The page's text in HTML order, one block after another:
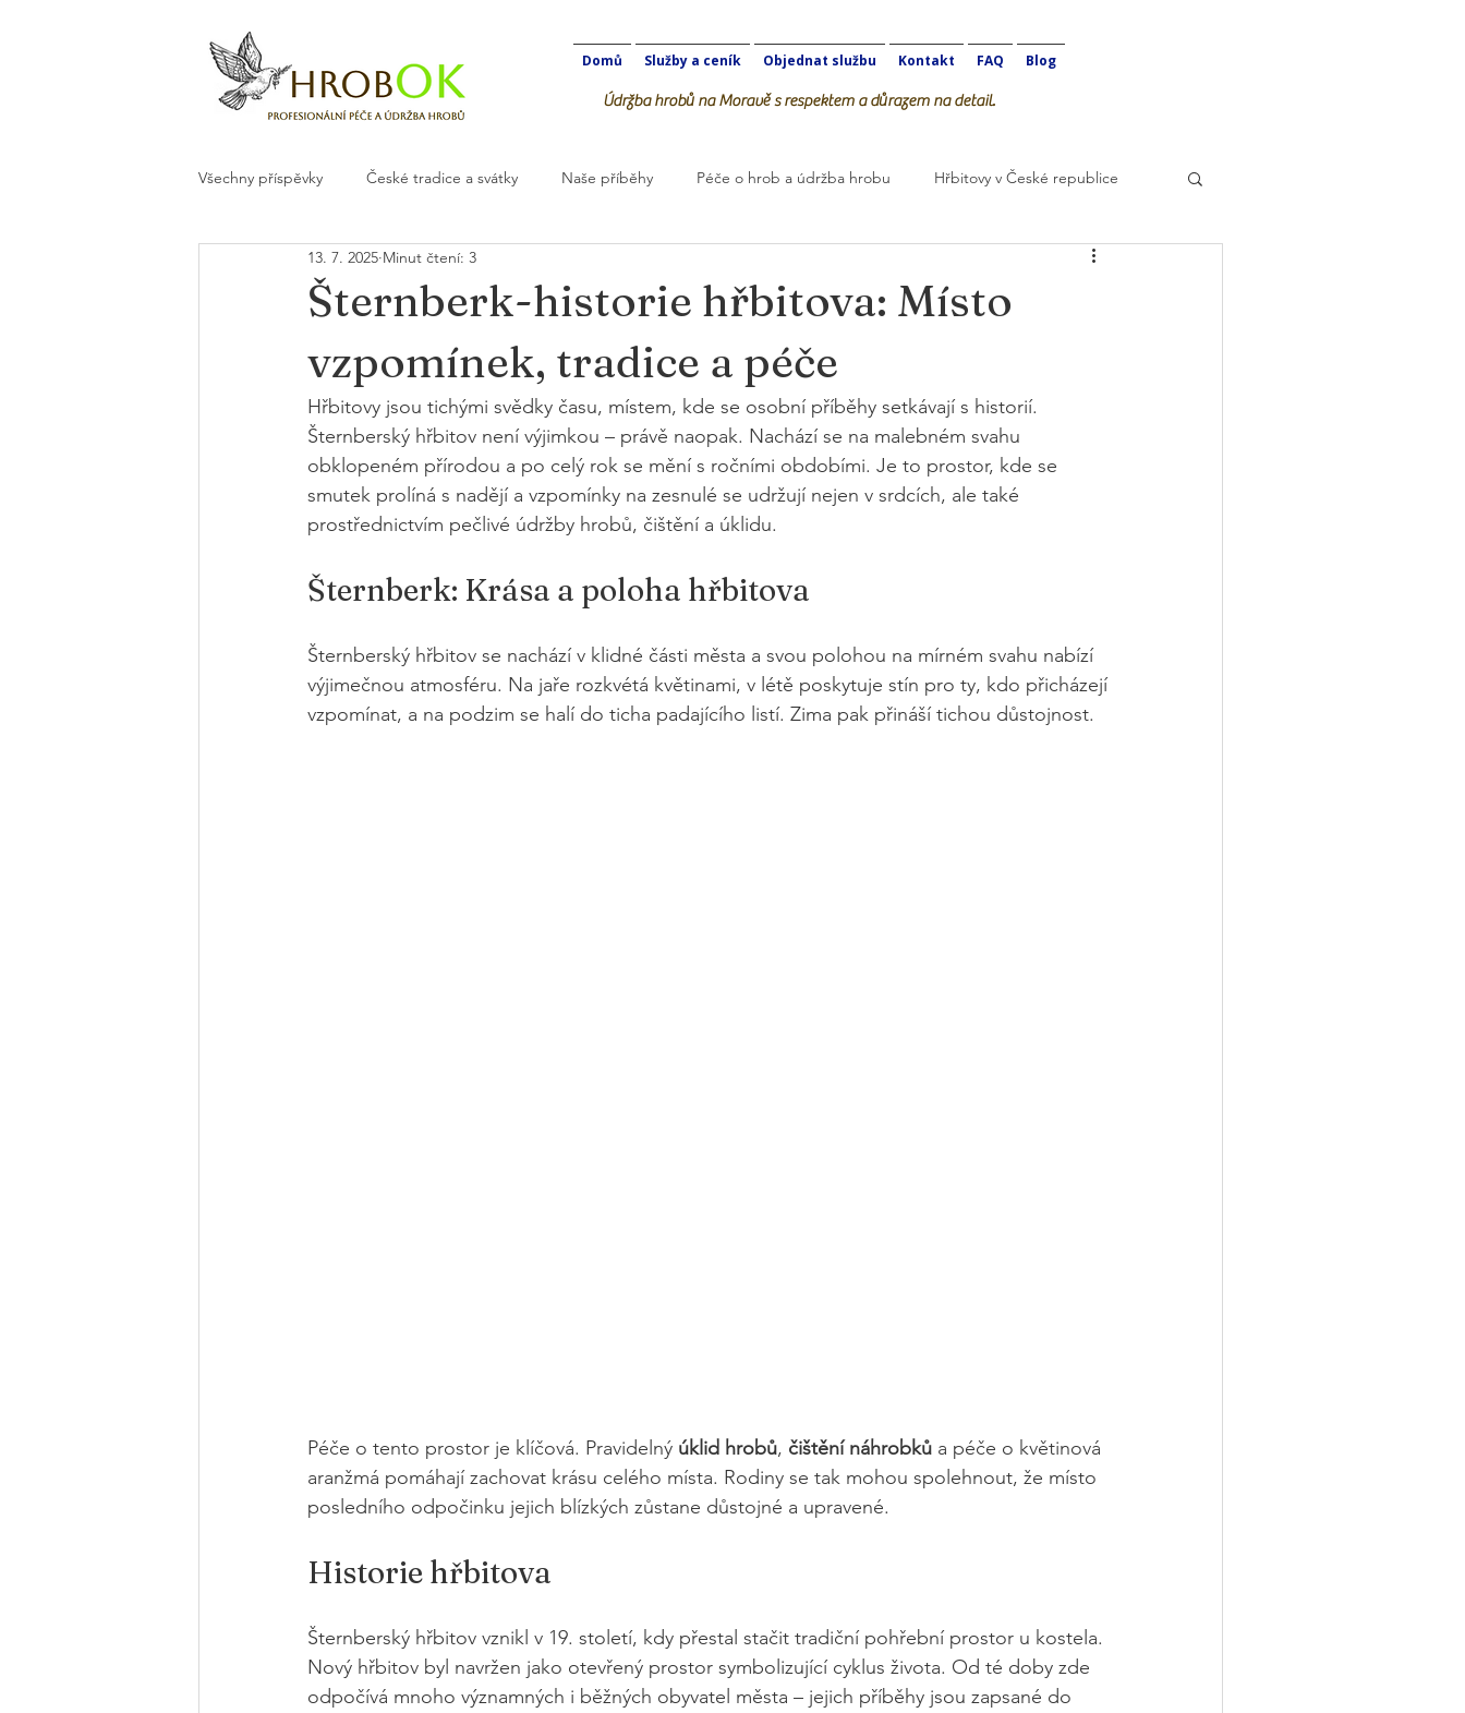
Domů Služby a ceník Objednat službu Kontakt FAQ Blog
Údržba hrobů na Moravě s respektem a důrazem na detail.
Všechny příspěvky České tradice a svátky Naše příběhy Péče o hrob a údržba hrobu Hřbitovy v České republice
Květiny a dekorace na hrob HrobOK
Šternberk-historie hřbitova: Místo
vzpomínek, tradice a péče
13. 7. 2025 Minut čtení: 3
Hřbitovy jsou tichými svědky času, místem, kde se osobní příběhy setkávají s historií.
Šternberský hřbitov není výjimkou – právě naopak. Nachází se na malebném svahu
obklopeném přírodou a po celý rok se mění s ročními obdobími. Je to prostor, kde se
smutek prolíná s nadějí a vzpomínky na zesnulé se udržují nejen v srdcích, ale také
prostřednictvím pečlivé údržby hrobů, čištění a úklidu.
Šternberk: Krása a poloha hřbitova
Šternberský hřbitov se nachází v klidné části města a svou polohou na mírném svahu nabízí
výjimečnou atmosféru. Na jaře rozkvétá květinami, v létě poskytuje stín pro ty, kdo přicházejí
vzpomínat, a na podzim se halí do ticha padajícího listí. Zima pak přináší tichou důstojnost.
Péče o tento prostor je klíčová. Pravidelný úklid hrobů, čištění náhrobků a péče o květinová
aranžmá pomáhají zachovat krásu celého místa. Rodiny se tak mohou spolehnout, že místo
posledního odpočinku jejich blízkých zůstane důstojné a upravené.
Historie hřbitova
Šternberský hřbitov vznikl v 19. století, kdy přestal stačit tradiční pohřební prostor u kostela.
Nový hřbitov byl navržen jako otevřený prostor symbolizující cyklus života. Od té doby zde
odpočívá mnoho významných i běžných obyvatel města – jejich příběhy jsou zapsané do